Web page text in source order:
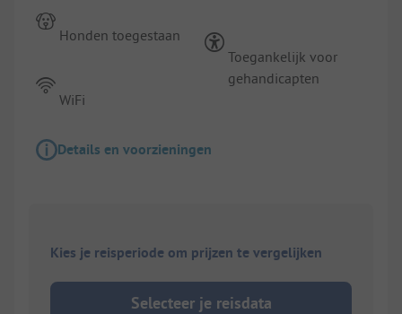
Honden toegestaan
WiFi
Toegankelijk voor
gehandicapten
Details en voorzieningen
Kies je reisperiode om prijzen te vergelijken
Selecteer je reisdata